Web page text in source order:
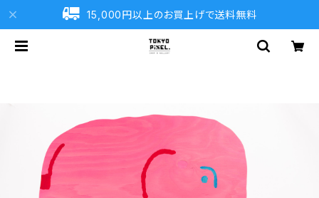
15,000円以上のお買上げで送料無料